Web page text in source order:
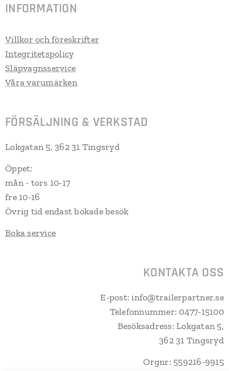
INFORMATION
Villkor och föreskrifter
Integritetspolicy
Släpvagnsservice
Våra varumärken
FÖRSÄLJNING & VERKSTAD
Lokgatan 5, 362 31 Tingsryd
Öppet:
mån - tors 10-17
fre 10-16
Övrig tid endast bokade besök
Boka service
KONTAKTA OSS
E-post: info@trailerpartner.se
Telefonnummer: 0477-15100
Besöksadress: Lokgatan 5,
362 31 Tingsryd
Orgnr: 559216-9915